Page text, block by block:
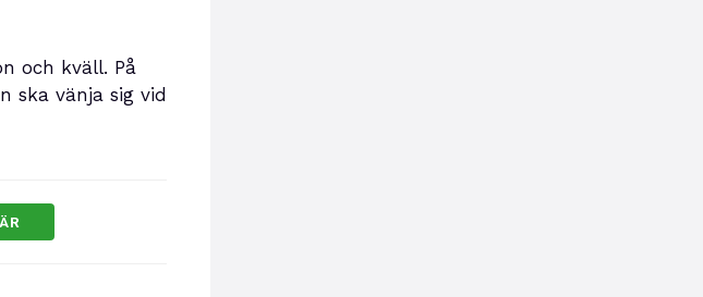
och kväll. På
ska vänja sig vid